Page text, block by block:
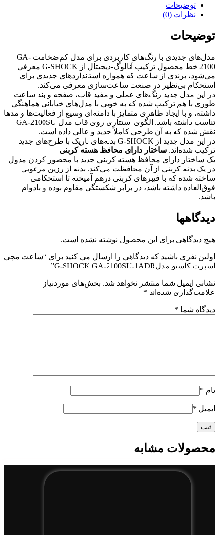
توضیحات
نظرات (0)
توضیحات
مدل‌های جدیدی با رنگ‌های کاربردی برای مدل کم‌ضخامت GA-
2100 خط محصول ترکیب آنالوگ-دیجیتال از G-SHOCK معرفی
می‌شود، برندی از ساعت که همواره استانداردهای جدیدی برای
استحکام بی‌نظیر در صنعت ساعت‌سازی معرفی می‌کند.
در این مدل جدید رنگ‌های عملی و مفید قاب، صفحه و بند ساعت
طوری با هم ترکیب شده که به خوبی با مدل‌های خیابانی هماهنگی
داشته، و با ایجاد ظاهری متمایز با دامنه‌ای وسیع از فعالیت‌ها و مدها
تناسب داشته باشد. الگوی استتاری روی قاب مدل GA-2100SU
نقش شده که به آن طرحی کاملاً جدید و عالی داده است.
در این مدل جدید از G-SHOCK بدنه‌های باریک با طرح‌های جدید
ترکیب شده‌اند. ساختار دارای محافظ هسته کربنی
یک ساختار دارای محافظ هسته کربنی جدید با محصور کردن مدول
در یک بدنه کربنی از آن محافظت می‌کند. بدنه از رزین مرغوبی
ساخته شده که با فیبرهای کربنی درهم آمیخته تا استحکامی
فوق‌العاده داشته باشد، در برابر شکستگی مقاوم بوده و بادوام
باشد.
دیدگاهها
هیچ دیدگاهی برای این محصول نوشته نشده است.
اولین نفری باشید که دیدگاهی را ارسال می کنید برای “ساعت مچی
اسپرت کاسیو مدلG-SHOCK GA-2100SU-1ADR”
نشانی ایمیل شما منتشر نخواهد شد. بخش‌های موردنیاز
علامت‌گذاری شده‌اند *
دیدگاه شما *
نام *
ایمیل *
محصولات مشابه